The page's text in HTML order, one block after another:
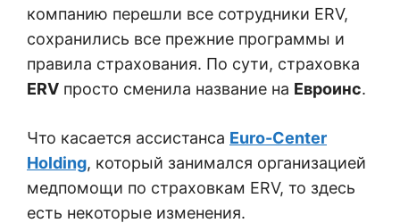
компанию перешли все сотрудники ERV,
сохранились все прежние программы и
правила страхования. По сути, страховка
ERV просто сменила название на Евроинс.
Что касается ассистанса Euro-Center
Holding, который занимался организацией
медпомощи по страховкам ERV, то здесь
есть некоторые изменения.